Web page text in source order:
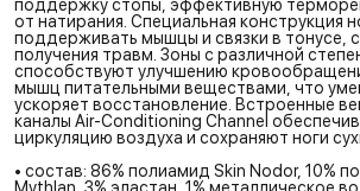
поддержку стопы, эффективную
от натирания. Специальная конструкция
поддерживать мышцы и связки в тонусе,
получения травм. Зоны с различной
способствуют улучшению
мышц питательными веществами, что
ускоряет восстановление. Встроенные
каналы Air-Conditioning Channel
циркуляцию воздуха и сохраняют ноги
• состав: 86% полиамид Skin Nodor, 10%